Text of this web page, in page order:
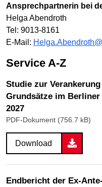
Ansprechpartnerin bei
Helga Abendroth
Tel: 9013-8161
E-Mail:
Service A-Z
Studie zur
Grundsätze im Berliner
2027
PDF-Dokument (756.7 kB)
Download
Endbericht der Ex-